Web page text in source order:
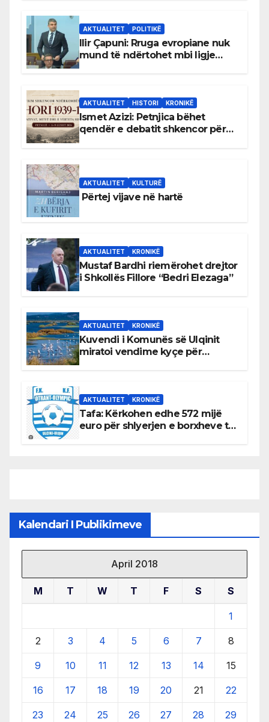
AKTUALITET POLITIKË
Ilir Çapuni: Rruga evropiane nuk
mund të ndërtohet mbi ligje
AKTUALITET HISTORI KRONIKË
Ismet Azizi: Petnjica bëhet
qendër e debatit shkencor për
AKTUALITET KULTURË
Përtej vijave në hartë
AKTUALITET KRONIKË
Mustaf Bardhi riemërohet drejtor
i Shkollës Fillore “Bedri Elezaga”
AKTUALITET KRONIKË
Kuvendi i Komunës së Ulqinit
miratoi vendime kyçe për
AKTUALITET KRONIKË
Tafa: Kërkohen edhe 572 mijë
euro për shlyerjen e borxheve të
Kalendari I Publikimeve
April 2018
M T W T F S S
1
2 3 4 5 6 7 8
9 10 11 12 13 14 15
16 17 18 19 20 21 22
23 24 25 26 27 28 29